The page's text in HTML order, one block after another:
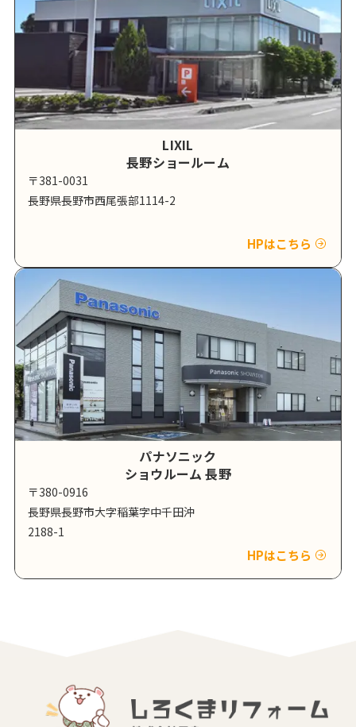
LIXIL
長野ショールーム
〒381-0031
長野県長野市西尾張部1114-2
HPはこちら
パナソニック
ショウルーム 長野
〒380-0916
長野県長野市大字稲葉字中千田沖
2188-1
HPはこちら